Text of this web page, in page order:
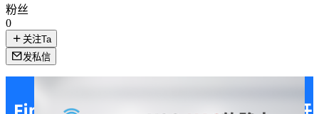
粉丝
0
关注Ta
发私信